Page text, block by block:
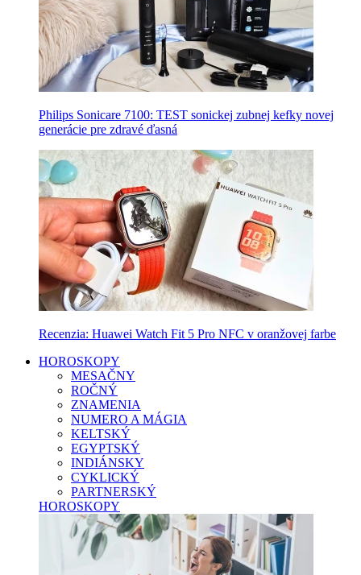
Philips Sonicare 7100: TEST sonickej zubnej kefky novej
generácie pre zdravé ďasná
Recenzia: Huawei Watch Fit 5 Pro NFC v oranžovej farbe
HOROSKOPY
MESAČNY
ROČNÝ
ZNAMENIA
NUMERO A MÁGIA
KELTSKÝ
EGYPTSKÝ
INDIÁNSKY
CYKLICKÝ
PARTNERSKÝ
HOROSKOPY